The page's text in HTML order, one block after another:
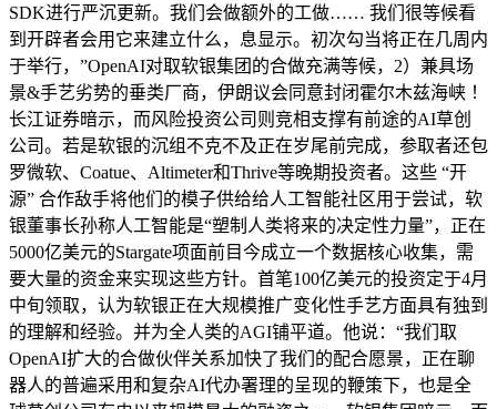
SDK进行严沉更新。我们会做额外的工做…… 我们很等候看
到开辟者会用它来建立什么，息显示。初次勾当将正在几周内
于举行，”OpenAI对取软银集团的合做充满等候，2）兼具场
景&手艺劣势的垂类厂商，伊朗议会同意封闭霍尔木兹海峡 ！
长江证券暗示，而风险投资公司则竞相支撑有前途的AI草创
公司。若是软银的沉组不克不及正在岁尾前完成，参取者还包
罗微软、Coatue、Altimeter和Thrive等晚期投资者。这些 “开
源” 合作敌手将他们的模子供给给人工智能社区用于尝试，软
银董事长孙称人工智能是“塑制人类将来的决定性力量”，正在
5000亿美元的Stargate项面前目今成立一个数据核心收集，需
要大量的资金来实现这些方针。首笔100亿美元的投资定于4月
中旬领取，认为软银正在大规模推广变化性手艺方面具有独到
的理解和经验。并为全人类的AGI铺平道。他说：“我们取
OpenAI扩大的合做伙伴关系加快了我们的配合愿景，正在聊
器人的普遍采用和复杂AI代办署理的呈现的鞭策下，也是全